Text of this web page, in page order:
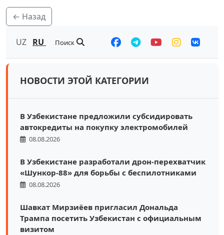
← Назад
UZ RU Поиск
НОВОСТИ ЭТОЙ КАТЕГОРИИ
В Узбекистане предложили субсидировать
автокредиты на покупку электромобилей
08.08.2026
В Узбекистане разработали дрон-перехватчик
«Шункор-88» для борьбы с беспилотниками
08.08.2026
Шавкат Мирзиёев пригласил Дональда
Трампа посетить Узбекистан с официальным
визитом